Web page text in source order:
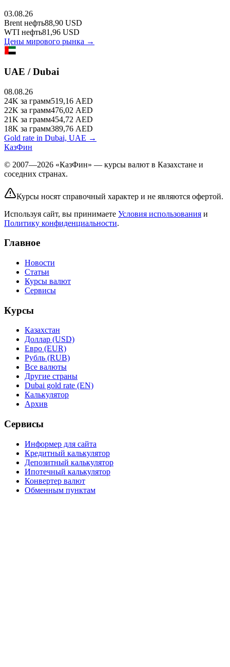
03.08.26
Brent нефть88,90 USD
WTI нефть81,96 USD
Цены мирового рынка →
UAE / Dubai
08.08.26
24K за грамм519,16 AED
22K за грамм476,02 AED
21K за грамм454,72 AED
18K за грамм389,76 AED
Gold rate in Dubai, UAE →
КазФин
© 2007—2026 «КазФин» — курсы валют в Казахстане и
соседних странах.
Курсы носят справочный характер и не являются офертой.
Используя сайт, вы принимаете Условия использования и
Политику конфиденциальности.
Главное
Новости
Статьи
Курсы валют
Сервисы
Курсы
Казахстан
Доллар (USD)
Евро (EUR)
Рубль (RUB)
Все валюты
Другие страны
Dubai gold rate (EN)
Калькулятор
Архив
Сервисы
Информер для сайта
Кредитный калькулятор
Депозитный калькулятор
Ипотечный калькулятор
Конвертер валют
Обменным пунктам